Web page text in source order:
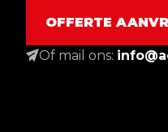
OFFERTE
Of mail ons: